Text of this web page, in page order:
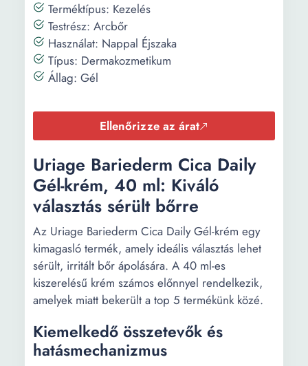
Terméktípus: Kezelés
Testrész: Arcbőr
Használat: Nappal Éjszaka
Típus: Dermakozmetikum
Állag: Gél
Ellenőrizze az árat
Uriage Bariederm Cica Daily
Gél-krém, 40 ml: Kiváló
választás sérült bőrre
Az Uriage Bariederm Cica Daily Gél-krém egy
kimagasló termék, amely ideális választás lehet
sérült, irritált bőr ápolására. A 40 ml-es
kiszerelésű krém számos előnnyel rendelkezik,
amelyek miatt bekerült a top 5 termékünk közé.
Kiemelkedő összetevők és
hatásmechanizmus